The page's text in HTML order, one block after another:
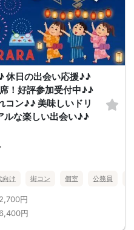
日の出会い応援♪♪
！好評参加受付中♪♪
ン♪♪ 美味しいドリ
ルな楽しい出会い♪♪
向け 街コン 個室 公務員
2,700円
6,400円